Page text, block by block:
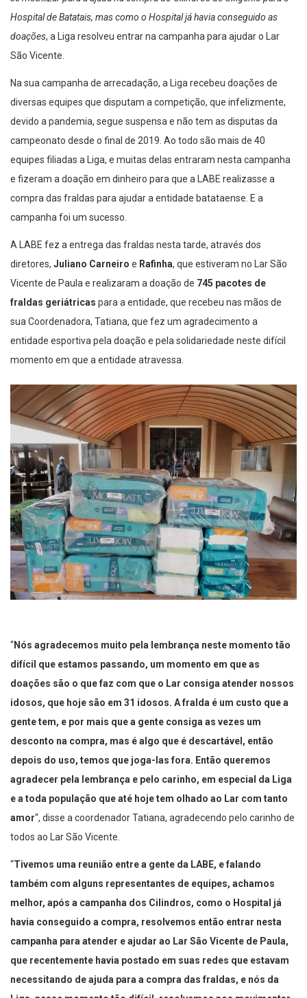
se mobilizar para a ajuda na compra do Cilindros de Oxigênio para o
Hospital de Batatais, mas como o Hospital já havia conseguido as
doações, a Liga resolveu entrar na campanha para ajudar o Lar
São Vicente.
Na sua campanha de arrecadação, a Liga recebeu doações de
diversas equipes que disputam a competição, que infelizmente,
devido a pandemia, segue suspensa e não tem as disputas da
campeonato desde o final de 2019. Ao todo são mais de 40
equipes filiadas a Liga, e muitas delas entraram nesta campanha
e fizeram a doação em dinheiro para que a LABE realizasse a
compra das fraldas para ajudar a entidade batataense. E a
campanha foi um sucesso.
A LABE fez a entrega das fraldas nesta tarde, através dos
diretores, Juliano Carneiro e Rafinha, que estiveram no Lar São
Vicente de Paula e realizaram a doação de 745 pacotes de
fraldas geriátricas para a entidade, que recebeu nas mãos de
sua Coordenadora, Tatiana, que fez um agradecimento a
entidade esportiva pela doação e pela solidariedade neste difícil
momento em que a entidade atravessa.
Nós agradecemos muito pela lembrança neste momento tão
difícil que estamos passando, um momento em que as
doações são o que faz com que o Lar consiga atender nossos
idosos, que hoje são em 31 idosos. A fralda é um custo que a
gente tem, e por mais que a gente consiga as vezes um
desconto na compra, mas é algo que é descartável, então
depois do uso, temos que joga-las fora. Então queremos
agradecer pela lembrança e pelo carinho, em especial da Liga
e a toda população que até hoje tem olhado ao Lar com tanto
amor “, disse a coordenador Tatiana, agradecendo pelo carinho de
todos ao Lar São Vicente.
Tivemos uma reunião entre a gente da LABE, e falando
também com alguns representantes de equipes, achamos
melhor, após a campanha dos Cilindros, como o Hospital já
havia conseguido a compra, resolvemos então entrar nesta
campanha para atender e ajudar ao Lar São Vicente de Paula,
que recentemente havia postado em suas redes que estavam
necessitando de ajuda para a compra das fraldas, e nós da